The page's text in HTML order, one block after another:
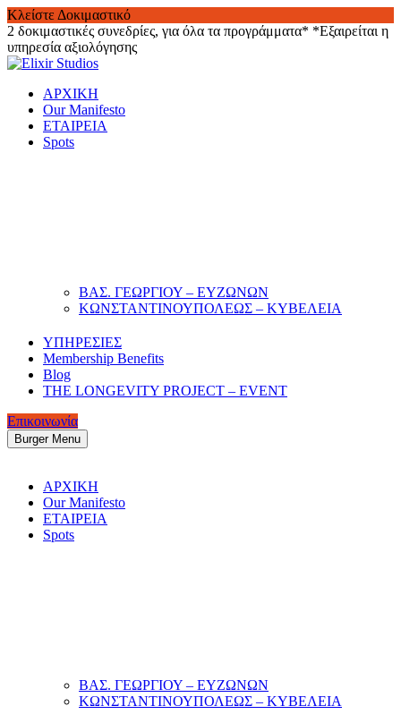
Κλείστε Δοκιμαστικό
2 δοκιμαστικές συνεδρίες, για όλα τα προγράμματα* *Εξαιρείται η
υπηρεσία αξιολόγησης
Skip
contentΑΡΧΙΚΗ
Our Manifesto
ΕΤΑΙΡΕΙΑ
Spots
ΒΑΣ. ΓΕΩΡΓΙΟΥ – ΕΥΖΩΝΩΝ
ΚΩΝΣΤΑΝΤΙΝΟΥΠΟΛΕΩΣ – ΚΥΒΕΛΕΙΑ
ΥΠΗΡΕΣΙΕΣ
Membership Benefits
Blog
THE LONGEVITY PROJECT – EVENT
Επικοινωνία
Burger Menu
ΑΡΧΙΚΗ
Our Manifesto
ΕΤΑΙΡΕΙΑ
Spots
ΒΑΣ. ΓΕΩΡΓΙΟΥ – ΕΥΖΩΝΩΝ
ΚΩΝΣΤΑΝΤΙΝΟΥΠΟΛΕΩΣ – ΚΥΒΕΛΕΙΑ